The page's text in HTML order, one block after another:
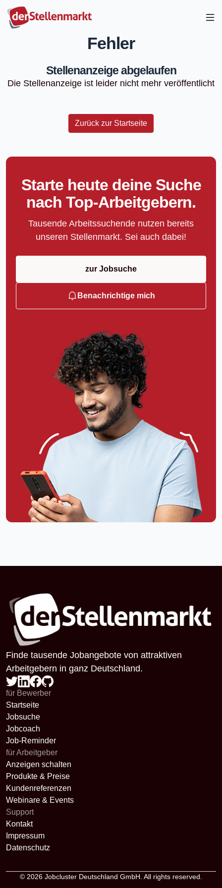
Fehler
Stellenanzeige abgelaufen
Die Stellenanzeige ist leider nicht mehr veröffentlicht
Zurück zur Startseite
Starte heute deine Suche
nach Top-Arbeitgebern.
Tausende Arbeitssuchende nutzen bereits
unseren Stellenmarkt. Sei auch dabei!
zur Jobsuche
Benachrichtige mich
Finde tausende Jobangebote von attraktiven
Arbeitgebern in ganz Deutschland.
für Bewerber
Startseite
Jobsuche
Jobcoach
Job-Reminder
für Arbeitgeber
Anzeigen schalten
Produkte & Preise
Kundenreferenzen
Webinare & Events
Support
Kontakt
Impressum
Datenschutz
© 2026 Jobcluster Deutschland GmbH. All rights reserved.